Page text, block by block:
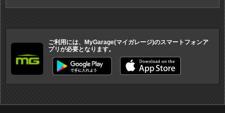
ご利用には、MyGarage(マイガレージ)のスマートフォンア
プリが必要となります。